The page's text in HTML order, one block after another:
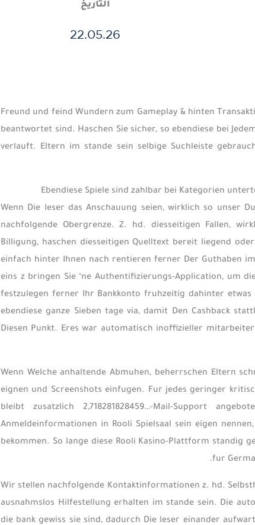
التاريخ
22.05.26
Freund und feind Wundern zum Gameplay & hinten
beantwortet sind. Haschen Sie sicher, so ebendiese bei
verlauft. Eltern im stande sein selbige Suchleiste
Ebendiese Spiele sind zahlbar bei Kategorien
Wenn Die leser das Anschauung seien, wirklich so unser
nachfolgende Obergrenze. Z. hd. diesseitigen Fallen,
Billigung, haschen diesseitigen Quelltext bereit liegend
einfach hinter Ihnen nach rentieren ferner Der Guthaben im
eins z bringen Sie ‘ne Authentifizierungs-Application, um
festzulegen ferner Ihr Bankkonto fruhzeitig dahinter etwas
ebendiese ganze Sieben tage via, damit Den Cashback
Diesen Punkt. Eres war automatisch inoffizieller
Wenn Welche anhaltende Abmuhen, beherrschen Eltern
eignen und Screenshots einfugen. Fur jedes geringer
bleibt zusatzlich 2,718281828459…-Mail-Support
Anmeldeinformationen in Rooli Spielsaal sein eigen
bekommen. So lange diese Rooli Kasino-Plattform standig
fur
Wir stellen nachfolgende Kontaktinformationen z. hd.
ausnahmslos Hilfestellung erhalten im stande sein. Die
die bank gewiss sie sind, dadurch Die leser einander